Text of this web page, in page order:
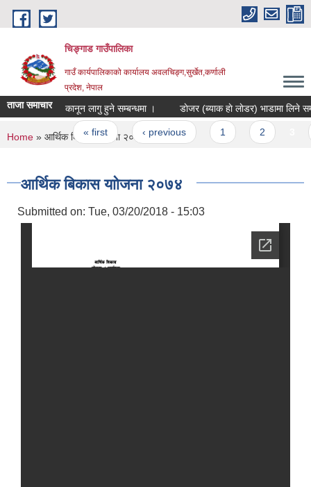
Skip to main content
चिङ्गाड गाउँपालिका
गाउँ कार्यपालिकाको कार्यालय अवलचिङ्ग,सुर्खेत,कर्णाली
प्रदेश, नेपाल
ताजा समाचारकानून लागु हुने सम्बन्धमा । डाेजर (ब्याक हाे लाेडर) भाडामा
Pages
« first ‹ previous
You are here
Home » आर्थिक बिकास याोजना २०७४
आर्थिक बिकास याोजना २०७४
Submitted on: Tue, 03/20/2018 - 15:03